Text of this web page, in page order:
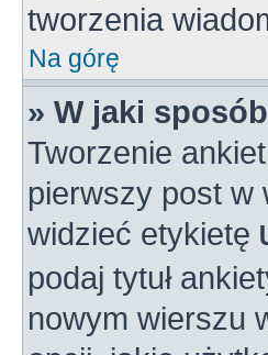
tworzenia
Na górę
» W jaki
Tworzenie
pierwszy post w
widzieć etykietę
podaj tytuł
nowym wierszu